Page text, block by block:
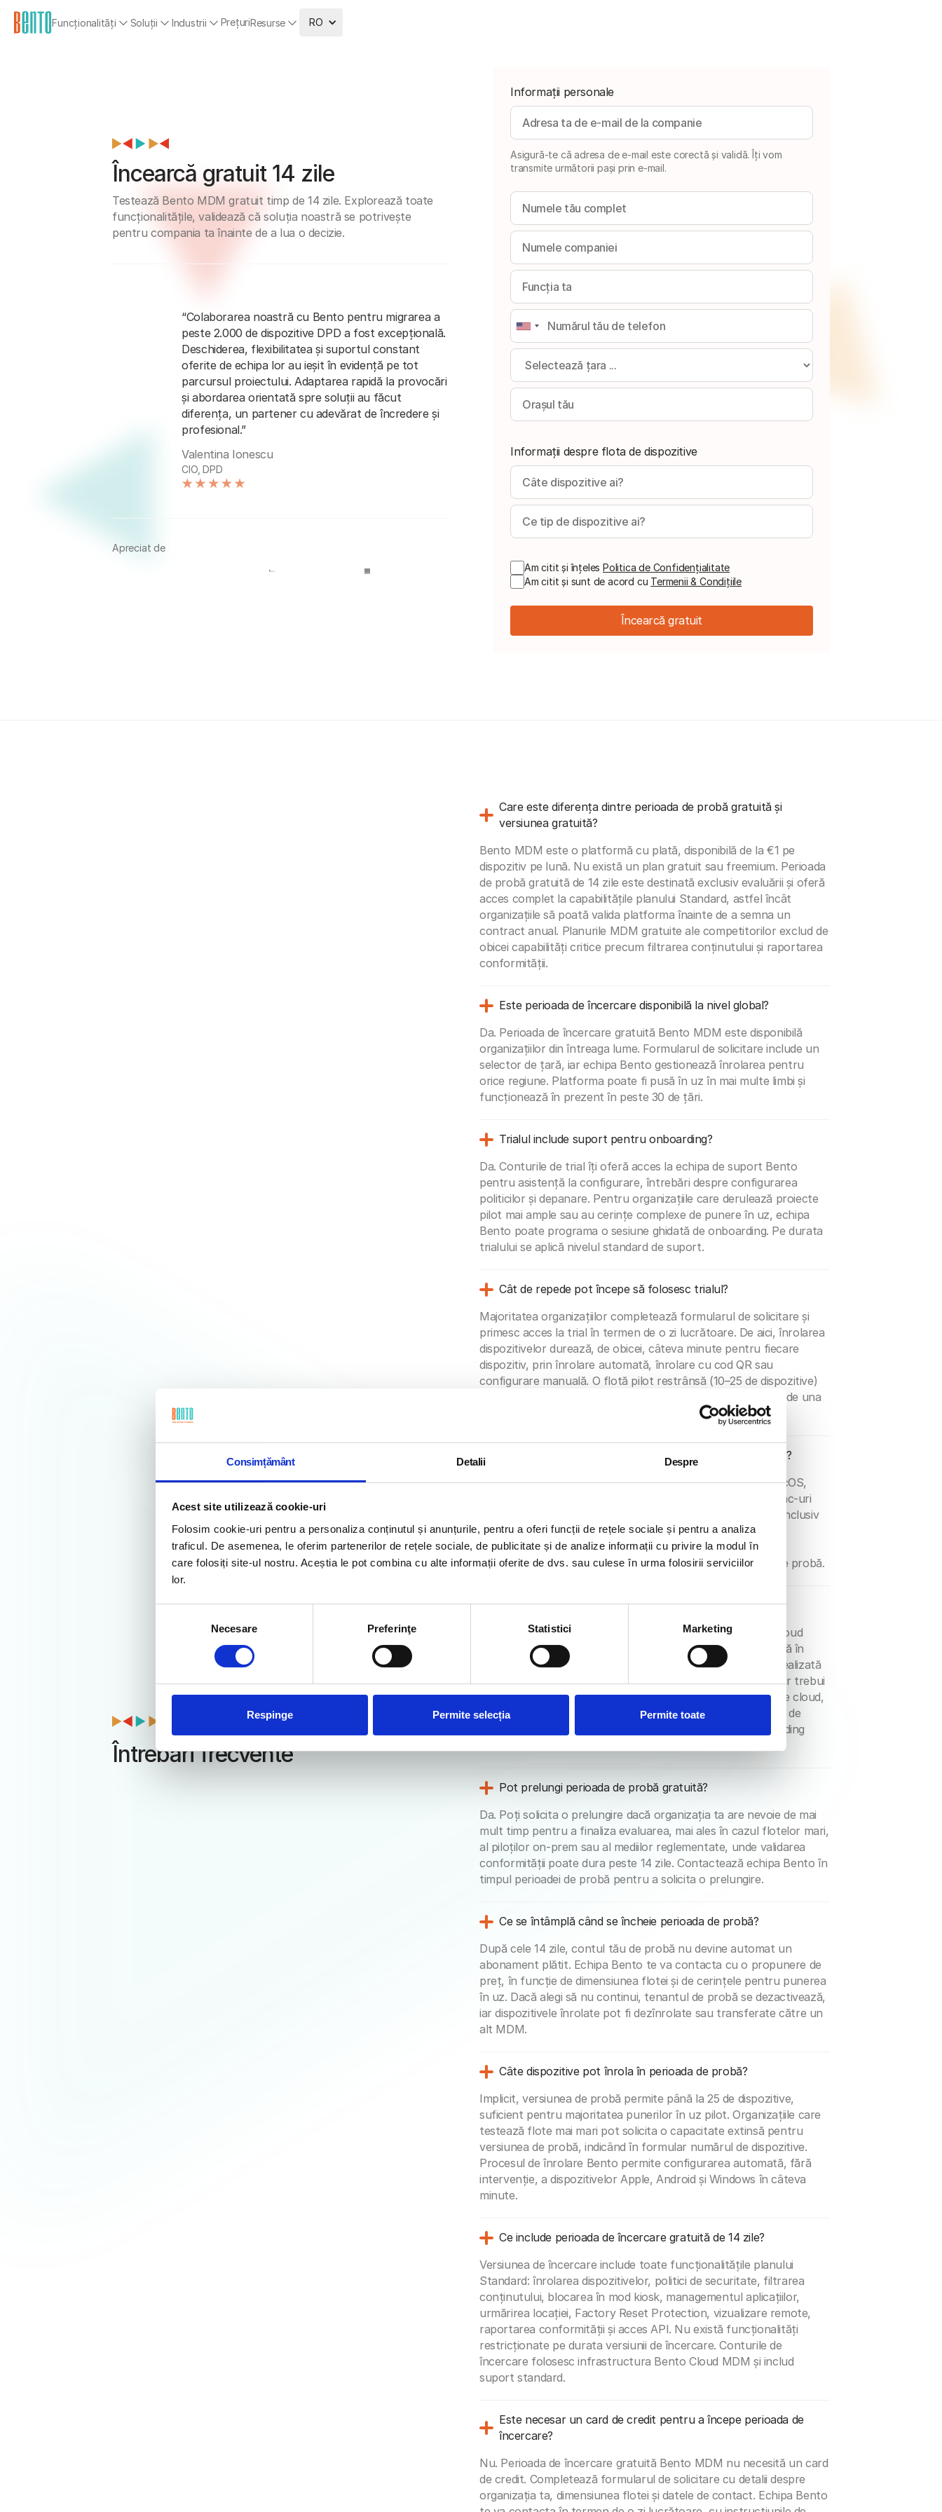
Consimțământ Detalii Despre
Acest site utilizează cookie-uri
Folosim cookie-uri pentru a personaliza conținutul și anunțurile, pentru a oferi funcții de rețele sociale și pentru a analiza
traficul. De asemenea, le oferim partenerilor de rețele sociale, de publicitate și de analize informații cu privire la modul în
care folosiți site-ul nostru. Aceștia le pot combina cu alte informații oferite de dvs. sau culese în urma folosirii serviciilor
lor.
consimțământului
Necesare Preferinţe Statistici Marketing
Respinge Permite selecția Permite toate
Funcționalități Soluții Industrii PrețuriResurse RO
Încearcă gratuit 14 zile
Testează Bento MDM gratuit timp de 14 zile. Explorează toate
funcționalitățile, validează că soluția noastră se potrivește
pentru compania ta înainte de a lua o decizie.
“Colaborarea noastră cu Bento pentru migrarea a
peste 2.000 de dispozitive DPD a fost excepțională.
Deschiderea, flexibilitatea și suportul constant
oferite de echipa lor au ieșit în evidență pe tot
parcursul proiectului. Adaptarea rapidă la provocări
și abordarea orientată spre soluții au făcut
diferența, un partener cu adevărat de încredere și
profesional.”
Valentina Ionescu
CIO, DPD
Apreciat de
Informații personale
Asigură-te că adresa de e-mail este corectă și validă. Îți vom
transmite următorii pași prin e-mail.
Informații despre flota de dispozitive
Am citit și înțelesPolitica de Confidențialitate
Am citit și sunt de acord cu Termenii & Condițiile
Întrebări frecvente
Care este diferența dintre perioada de probă gratuită și
versiunea gratuită?
Bento MDM este o platformă cu plată, disponibilă de la €1 pe
dispozitiv pe lună. Nu există un plan gratuit sau freemium. Perioada
de probă gratuită de 14 zile este destinată exclusiv evaluării și oferă
acces complet la capabilitățile planului Standard, astfel încât
organizațiile să poată valida platforma înainte de a semna un
contract anual. Planurile MDM gratuite ale competitorilor exclud de
obicei capabilități critice precum filtrarea conținutului și raportarea
conformității.
Este perioada de încercare disponibilă la nivel global?
Da. Perioada de încercare gratuită Bento MDM este disponibilă
organizațiilor din întreaga lume. Formularul de solicitare include un
selector de țară, iar echipa Bento gestionează înrolarea pentru
orice regiune. Platforma poate fi pusă în uz în mai multe limbi și
funcționează în prezent în peste 30 de țări.
Trialul include suport pentru onboarding?
Da. Conturile de trial îți oferă acces la echipa de suport Bento
pentru asistență la configurare, întrebări despre configurarea
politicilor și depanare. Pentru organizațiile care derulează proiecte
pilot mai ample sau au cerințe complexe de punere în uz, echipa
Bento poate programa o sesiune ghidată de onboarding. Pe durata
trialului se aplică nivelul standard de suport.
Cât de repede pot începe să folosesc trialul?
Majoritatea organizațiilor completează formularul de solicitare și
primesc acces la trial în termen de o zi lucrătoare. De aici, înrolarea
dispozitivelor durează, de obicei, câteva minute pentru fiecare
dispozitiv, prin înrolare automată, înrolare cu cod QR sau
configurare manuală. O flotă pilot restrânsă (10–25 de dispozitive)
poate fi înrolată complet și configurată cu politici în decurs de una
Ce dispozitive și OS-uri sunt compatibile cu Bento MDM?
Bento MDM este compatibil cu dispozitive iOS, iPadOS, macOS,
Android, Windows și Linux. Include iPhone-uri, iPad-uri și Mac-uri
Apple, telefoane și tablete Android (de consum și robuste, inclusiv
Zebra, Samsung Galaxy XCover și Honeywell), laptopuri și
desktopuri Windows, precum și endpointuri Linux. Toate
dispozitivele acceptate pot fi înrolate pe durata perioadei de probă.
Perioada de testare include MDM on-premise?
Perioada standard de testare de 14 zile rulează pe Bento Cloud
MDM. Punerea în uz a MDM-ului on-premise este disponibilă în
planul Enterprise și necesită o configurare pilot separată, realizată
cu echipa Bento. Pentru evaluări on-premise, organizațiile ar trebui
să programeze un apel în loc să înceapă perioada de testare cloud,
deoarece proiectele pilot on-premise necesită o arhitectură de
punere în uz mai amplă decât procesul standard de onboarding
Pot prelungi perioada de probă gratuită?
Da. Poți solicita o prelungire dacă organizația ta are nevoie de mai
mult timp pentru a finaliza evaluarea, mai ales în cazul flotelor mari,
al piloților on-prem sau al mediilor reglementate, unde validarea
conformității poate dura peste 14 zile. Contactează echipa Bento în
timpul perioadei de probă pentru a solicita o prelungire.
Ce se întâmplă când se încheie perioada de probă?
După cele 14 zile, contul tău de probă nu devine automat un
abonament plătit. Echipa Bento te va contacta cu o propunere de
preț, în funcție de dimensiunea flotei și de cerințele pentru punerea
în uz. Dacă alegi să nu continui, tenantul de probă se dezactivează,
iar dispozitivele înrolate pot fi dezînrolate sau transferate către un
alt MDM.
Câte dispozitive pot înrola în perioada de probă?
Implicit, versiunea de probă permite până la 25 de dispozitive,
suficient pentru majoritatea punerilor în uz pilot. Organizațiile care
testează flote mai mari pot solicita o capacitate extinsă pentru
versiunea de probă, indicând în formular numărul de dispozitive.
Procesul de înrolare Bento permite configurarea automată, fără
intervenție, a dispozitivelor Apple, Android și Windows în câteva
minute.
Ce include perioada de încercare gratuită de 14 zile?
Versiunea de încercare include toate funcționalitățile planului
Standard: înrolarea dispozitivelor, politici de securitate, filtrarea
conținutului, blocarea în mod kiosk, managementul aplicațiilor,
urmărirea locației, Factory Reset Protection, vizualizare remote,
raportarea conformității și acces API. Nu există funcționalități
restricționate pe durata versiunii de încercare. Conturile de
încercare folosesc infrastructura Bento Cloud MDM și includ
suport standard.
Este necesar un card de credit pentru a începe perioada de
încercare?
Nu. Perioada de încercare gratuită Bento MDM nu necesită un card
de credit. Completează formularul de solicitare cu detalii despre
organizația ta, dimensiunea flotei și datele de contact. Echipa Bento